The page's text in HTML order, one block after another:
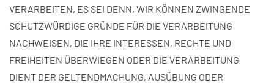
VERARBEITEN, ES SEI DENN, WIR KÖNNEN ZWINGENDE
SCHUTZWÜRDIGE GRÜNDE FÜR DIE VERARBEITUNG
NACHWEISEN, DIE IHRE INTERESSEN, RECHTE UND
FREIHEITEN ÜBERWIEGEN ODER DIE VERARBEITUNG
DIENT DER GELTENDMACHUNG, AUSÜBUNG ODER